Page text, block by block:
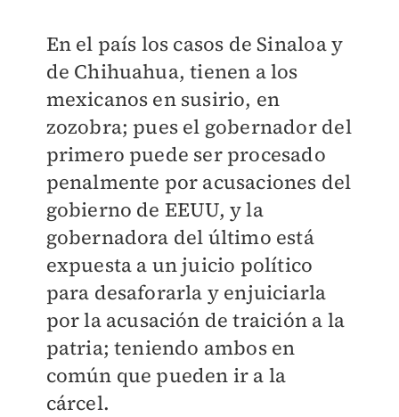
En el país los casos de Sinaloa y
de Chihuahua, tienen a los
mexicanos en susirio, en
zozobra; pues el gobernador del
primero puede ser procesado
penalmente por acusaciones del
gobierno de EEUU, y la
gobernadora del último está
expuesta a un juicio político
para desaforarla y enjuiciarla
por la acusación de traición a la
patria; teniendo ambos en
común que pueden ir a la
cárcel.